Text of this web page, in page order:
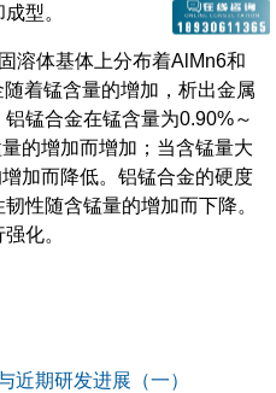
型。
体基体上分布着AlMn6和
着锰含量的增加，析出金属
锰合金在锰含量为0.90%～
的增加而增加；当含锰量大
加而降低。铝锰合金的硬度
性随含锰量的增加而下降。
化。
近期研发进展（一）